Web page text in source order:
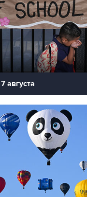
августа